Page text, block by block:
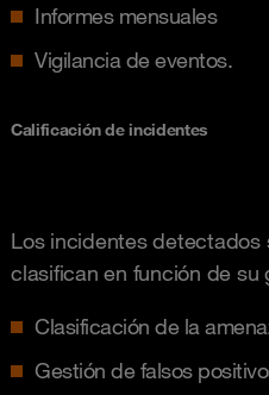
Informes mensuales
Vigilancia de eventos.
Calificación de incidentes
Los incidentes detectados
clasifican en función de su
Clasificación de la
Gestión de falsos